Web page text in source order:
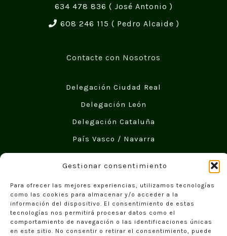
Gestionar consentimiento
Para ofrecer las mejores experiencias, utilizamos tecnologías
como las cookies para almacenar y/o acceder a la
información del dispositivo. El consentimiento de estas
tecnologías nos permitirá procesar datos como el
comportamiento de navegación o las identificaciones únicas
en este sitio. No consentir o retirar el consentimiento, puede
634 478 836 ( José Antonio )
608 246 115 ( Pedro Alcaide )
Contacte con Nosotros
Delegación Ciudad Real
Delegación León
Delegación Cataluña
País Vasco / Navarra
Casas de Madera Económicas